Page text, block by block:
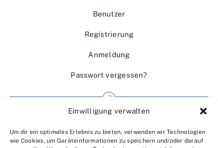
Einwilligung verwalten
Um dir ein optimales Erlebnis zu bieten, verwenden wir Technologien
wie Cookies, um Geräteinformationen zu speichern und/oder darauf
Benutzer
Registrierung
Anmeldung
Passwort vergessen?
Wir über uns